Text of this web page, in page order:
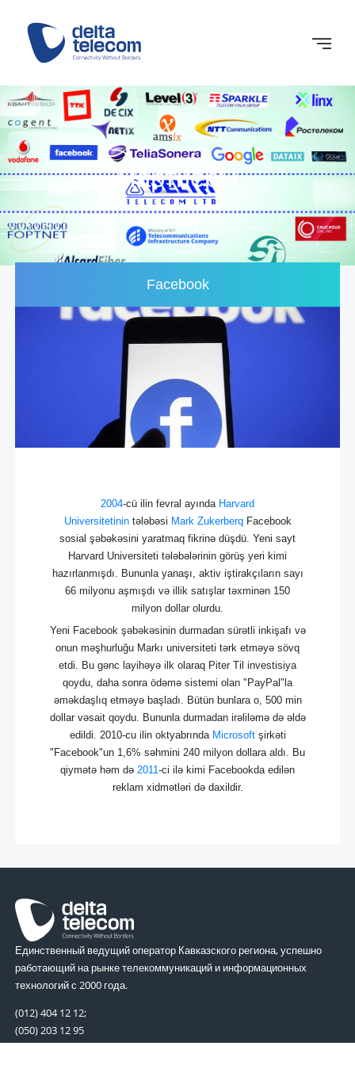
Партнеры
Facebook
2004-cü ilin fevral ayında Harvard
Universitetinintələbəsi Mark ZukerberqFacebook
sosial şəbəkəsini yaratmaq fikrinə düşdü. Yeni sayt
Harvard Universiteti tələbələrinin görüş yeri kimi
hazırlanmışdı. Bununla yanaşı, aktiv iştirakçıların sayı
66 milyonu aşmışdı və illik satışlar təxminən 150
milyon dollar olurdu.
Yeni Facebook şəbəkəsinin durmadan sürətli inkişafı və
onun məşhurluğu Markı universiteti tərk etməyə sövq
etdi. Bu gənc layihəyə ilk olaraq Piter Til investisiya
qoydu, daha sonra ödəmə sistemi olan "PayPal"la
əməkdaşlıq etməyə başladı. Bütün bunlara o, 500 min
dollar vəsait qoydu. Bununla durmadan irəliləmə də əldə
edildi. 2010-cu ilin oktyabrında Microsoftşirkəti
"Facebook"un 1,6% səhmini 240 milyon dollara aldı. Bu
qiymətə həm də 2011-ci ilə kimi Facebookda edilən
reklam xidmətləri də daxildir.
Единственный ведущий оператор Кавказского региона, успешно
работающий на рынке телекоммуникаций и информационных
технологий с 2000 года.
(012) 404 12 12;
(050) 203 12 95
noc@delta-telecom.net